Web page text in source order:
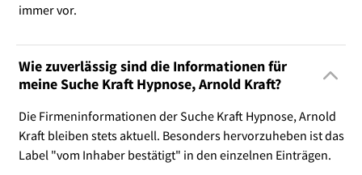
immer vor.
Wie zuverlässig sind die Informationen für
meine Suche Kraft Hypnose, Arnold Kraft?
Die Firmeninformationen der Suche Kraft Hypnose, Arnold
Kraft bleiben stets aktuell. Besonders hervorzuheben ist das
Label "vom Inhaber bestätigt" in den einzelnen Einträgen.